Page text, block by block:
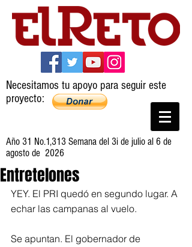
Necesitamos tu apoyo para seguir este
proyecto:
Año 31 No.1,313 Semana del 3i de julio al 6 de
agosto de 2026
Entretelones
YEY. El PRI quedó en segundo lugar. A
echar las campanas al vuelo.
Se apuntan. El gobernador de